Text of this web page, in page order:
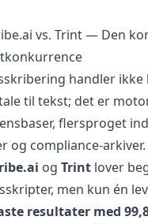
vs. Trint — Den
handler ikke
til tekst; det er
flersproget
og compliance-arkiver.
og Trint lover
men kun én
resultater med